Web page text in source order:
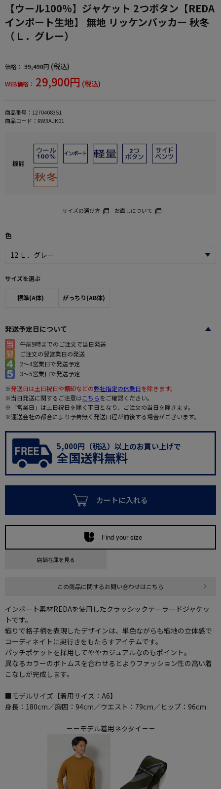
【ウール100%】ジャケット 2つボタン【REDA
インポート生地】 無地 リッケンバッカー 秋冬
（Ｌ．グレー）
価格： 39,490円 (税込)
WEB価格： 29,900円 (税込)
商品番号： 1270408351
商品コード： RW3AJK01
機能
サイズの選び方 お直しについて
色
サイズを選ぶ
標準(A体) がっちり(AB体)
発送予定日について
午前9時までのご注文で当日発送
ご注文の翌営業日の発送
2～4営業日で発送予定
3～5営業日で発送予定
※発送日は土日祝日や棚卸などの弊社指定の休業日を除きます。
※当日発送に関するご注意はこちらをご確認ください。
※「営業日」は土日祝日を除く平日となり、ご注文の当日を除きます。
※運送会社の都合により予告無く発送日程が前後する場合がございます。
5,000円（税込）以上のお買い上げで
全国送料無料
カートに入れる
Find your size
店舗在庫を見る
この商品に関するお問い合わせはこちら
インポート素材REDAを使用したクラッシックテーラードジャケッ
トです。
織りで格子柄を表現したデザインは、単色ながらも織地の立体感で
コーディネイトに奥行きをもたらすアイテムです。
パッチポケットを採用してややカジュアルなのもポイント。
異なるカラーのボトムスを合わせるとよりファッション性の高い着
こなしが完成します。
■モデルサイズ【着用サイズ：A6】
身長：180cm／胸囲：94cm／ウエスト：79cm／ヒップ：96cm
－－モデル着用ネクタイ－－